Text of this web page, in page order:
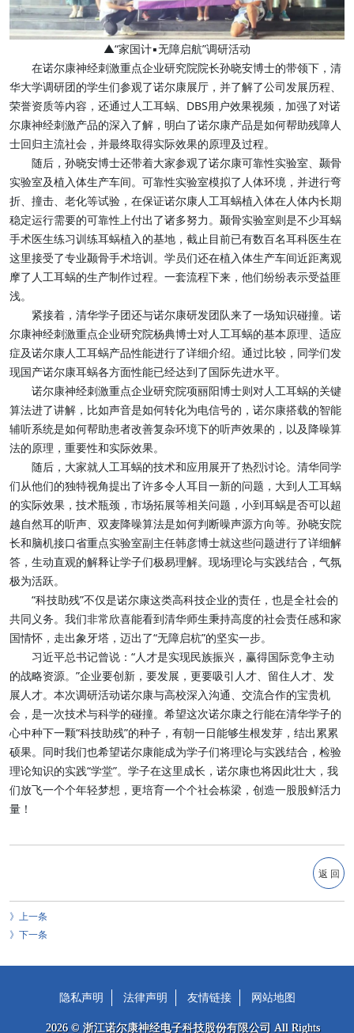
▲“家国计▪无障启航”调研活动
在诺尔康神经刺激重点企业研究院院长孙晓安博士的带领下，清
华大学调研团的学生们参观了诺尔康展厅，并了解了公司发展历程、
荣誉资质等内容，还通过人工耳蜗、DBS用户效果视频，加强了对诺
尔康神经刺激产品的深入了解，明白了诺尔康产品是如何帮助残障人
士回归主流社会，并最终取得实际效果的原理及过程。
随后，孙晓安博士还带着大家参观了诺尔康可靠性实验室、颞骨
实验室及植入体生产车间。可靠性实验室模拟了人体环境，并进行弯
折、撞击、老化等试验，在保证诺尔康人工耳蜗植入体在人体内长期
稳定运行需要的可靠性上付出了诸多努力。颞骨实验室则是不少耳蜗
手术医生练习训练耳蜗植入的基地，截止目前已有数百名耳科医生在
这里接受了专业颞骨手术培训。学员们还在植入体生产车间近距离观
摩了人工耳蜗的生产制作过程。一套流程下来，他们纷纷表示受益匪
浅。
紧接着，清华学子团还与诺尔康研发团队来了一场知识碰撞。诺
尔康神经刺激重点企业研究院杨典博士对人工耳蜗的基本原理、适应
症及诺尔康人工耳蜗产品性能进行了详细介绍。通过比较，同学们发
现国产诺尔康耳蜗各方面性能已经达到了国际先进水平。
诺尔康神经刺激重点企业研究院项丽阳博士则对人工耳蜗的关键
算法进了讲解，比如声音是如何转化为电信号的，诺尔康搭载的智能
辅听系统是如何帮助患者改善复杂环境下的听声效果的，以及降噪算
法的原理，重要性和实际效果。
随后，大家就人工耳蜗的技术和应用展开了热烈讨论。清华同学
们从他们的独特视角提出了许多令人耳目一新的问题，大到人工耳蜗
的实际效果，技术瓶颈，市场拓展等相关问题，小到耳蜗是否可以超
越自然耳的听声、双麦降噪算法是如何判断噪声源方向等。孙晓安院
长和脑机接口省重点实验室副主任韩彦博士就这些问题进行了详细解
答，生动直观的解释让学子们极易理解。现场理论与实践结合，气氛
极为活跃。
“科技助残”不仅是诺尔康这类高科技企业的责任，也是全社会的
共同义务。我们非常欣喜能看到清华师生秉持高度的社会责任感和家
国情怀，走出象牙塔，迈出了“无障启杭”的坚实一步。
习近平总书记曾说：“人才是实现民族振兴，赢得国际竞争主动
的战略资源。”企业要创新，要发展，更要吸引人才、留住人才、发
展人才。本次调研活动诺尔康与高校深入沟通、交流合作的宝贵机
会，是一次技术与科学的碰撞。希望这次诺尔康之行能在清华学子的
心中种下一颗“科技助残”的种子，有朝一日能够生根发芽，结出累累
硕果。同时我们也希望诺尔康能成为学子们将理论与实践结合，检验
理论知识的实践“学堂”。学子在这里成长，诺尔康也将因此壮大，我
们放飞一个个年轻梦想，更培育一个个社会栋梁，创造一股股鲜活力
量！
返 回
上一条
下一条
隐私声明 法律声明 友情链接 网站地图
2026 © 浙江诺尔康神经电子科技股份有限公司 All Rights